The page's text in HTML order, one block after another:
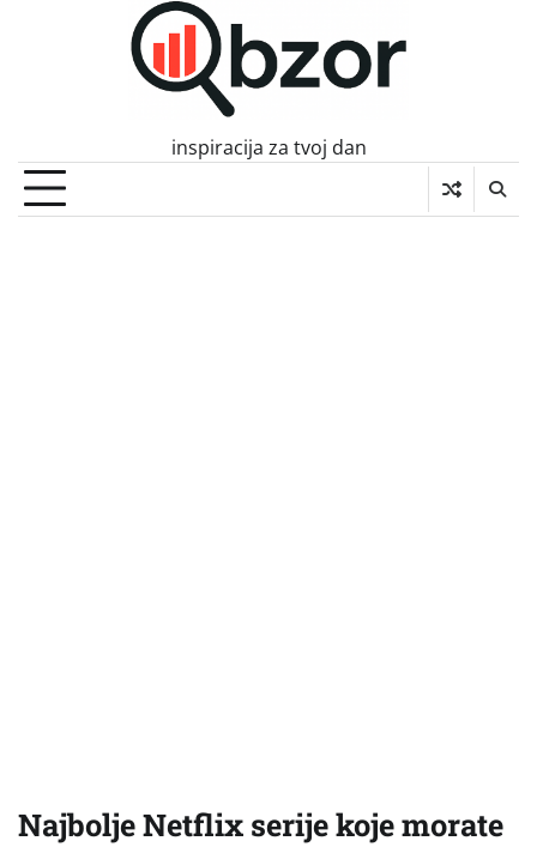
inspiracija za tvoj dan
Najbolje Netflix serije koje morate